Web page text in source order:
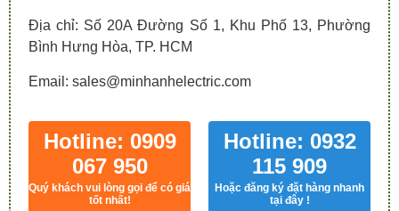
Địa chỉ: Số 20A Đường Số 1, Khu Phố 13, Phường
Bình Hưng Hòa, TP. HCM
Email: sales@minhanhelectric.com
Hotline: 0909
067 950
Quý khách vui lòng gọi để có giá
tốt nhất!
Hotline: 0932
115 909
Hoặc đăng ký đặt hàng nhanh
tại đây !